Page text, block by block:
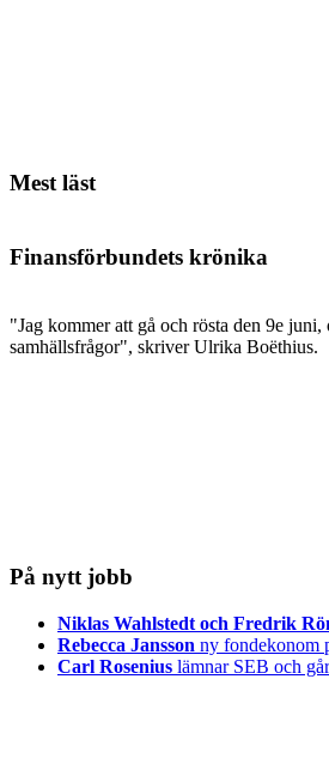
Mest läst
Finansförbundets krönika
"Jag kommer att gå och rösta den 9e
samhällsfrågor", skriver Ulrika Boëthius.
På nytt jobb
Niklas Wahlstedt och Fredrik
Rebecca Jansson ny fondekonom
Carl Rosenius lämnar SEB och